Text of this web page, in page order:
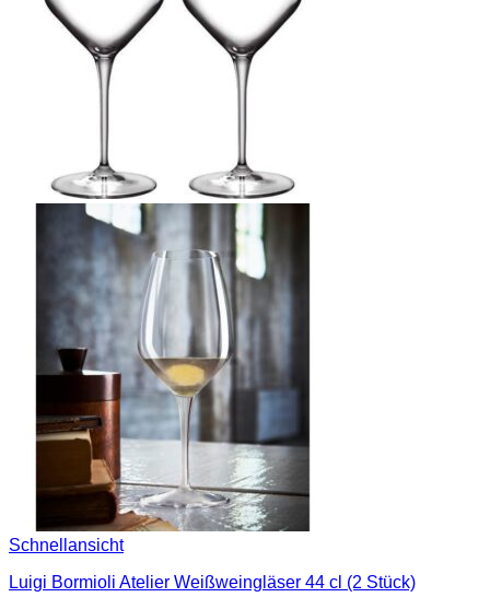
Schnellansicht
Luigi Bormioli Atelier Weißweingläser 44 cl (2 Stück)